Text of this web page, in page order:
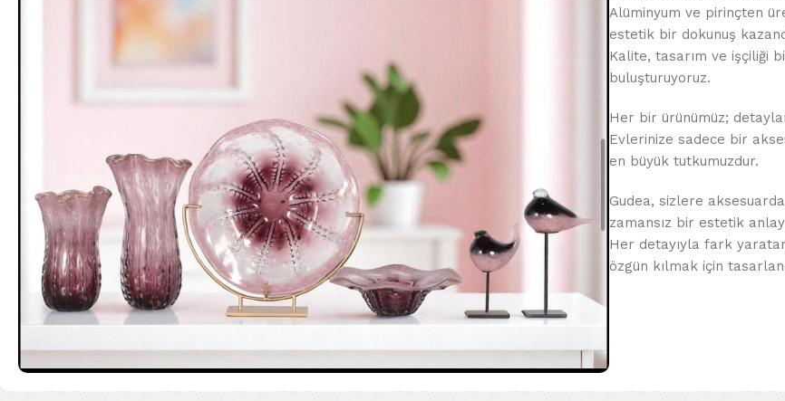
Alüminyum ve pirinçten
estetik bir dokunuş
Kalite, tasarım ve işçiliği
buluşturuyoruz.
Her bir ürünümüz;
Evlerinize sadece bir
en büyük tutkumuzdur.
Gudea, sizlere
zamansız bir estetik
Her detayıyla fark
özgün kılmak için